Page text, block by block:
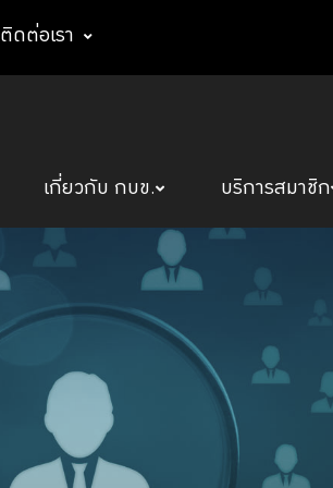
ติดต่อเรา
เกี่ยวกับ กบข. บริการสมาชิก